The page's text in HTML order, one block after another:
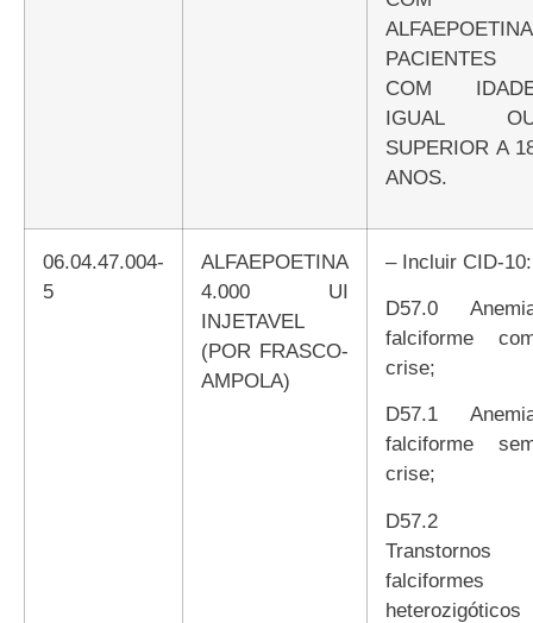
ALFAEPOETINA
PACIENTES
COM
IGUAL
SUPERIOR A
ANOS.
06.04.47.004-
5
ALFAEPOETINA
4.000 UI
INJETAVEL
(POR FRASCO-
AMPOLA)
– Incluir CID-10:
D57.0 Anemia
falciforme
crise;
D57.1 Anemia
falciforme
crise;
D57.2
Transtornos
falciformes
heterozigóticos